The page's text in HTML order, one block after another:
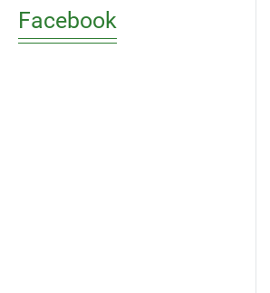
Facebook